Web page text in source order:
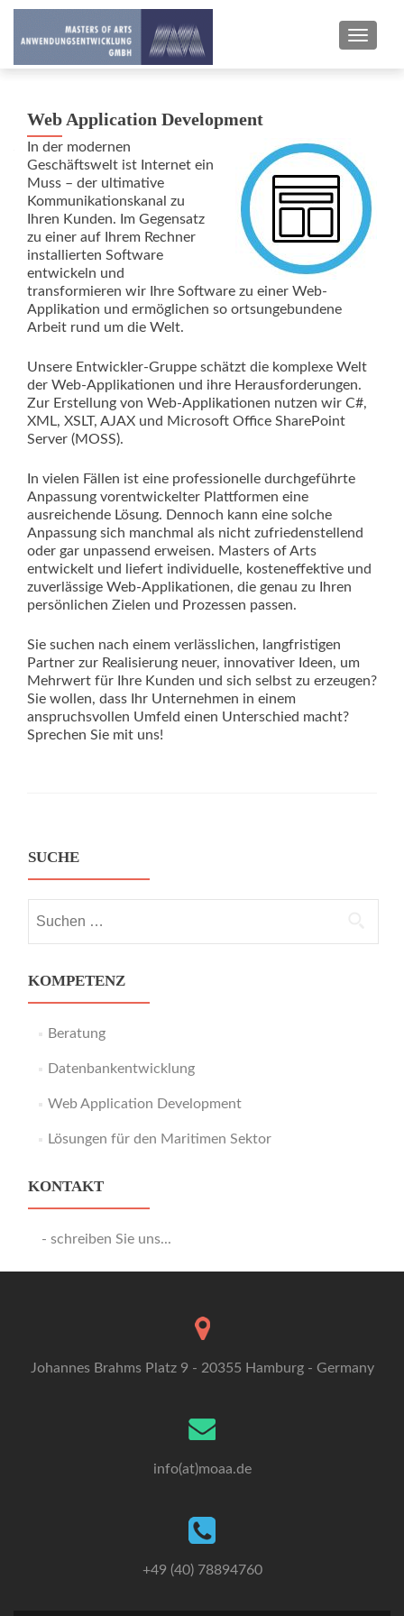
Web Application Development
In der modernen
Geschäftswelt ist Internet ein
Muss – der ultimative
Kommunikationskanal zu
Ihren Kunden. Im Gegensatz
zu einer auf Ihrem Rechner
installierten Software
entwickeln und
transformieren wir Ihre Software zu einer Web-
Applikation und ermöglichen so ortsungebundene
Arbeit rund um die Welt.
Unsere Entwickler-Gruppe schätzt die komplexe Welt
der Web-Applikationen und ihre Herausforderungen.
Zur Erstellung von Web-Applikationen nutzen wir C#,
XML, XSLT, AJAX und Microsoft Office SharePoint
Server (MOSS).
In vielen Fällen ist eine professionelle durchgeführte
Anpassung vorentwickelter Plattformen eine
ausreichende Lösung. Dennoch kann eine solche
Anpassung sich manchmal als nicht zufriedenstellend
oder gar unpassend erweisen. Masters of Arts
entwickelt und liefert individuelle, kosteneffektive und
zuverlässige Web-Applikationen, die genau zu Ihren
persönlichen Zielen und Prozessen passen.
Sie suchen nach einem verlässlichen, langfristigen
Partner zur Realisierung neuer, innovativer Ideen, um
Mehrwert für Ihre Kunden und sich selbst zu erzeugen?
Sie wollen, dass Ihr Unternehmen in einem
anspruchsvollen Umfeld einen Unterschied macht?
Sprechen Sie mit uns!
SUCHE
nach:
KOMPETENZ
Beratung
Datenbankentwicklung
Web Application Development
Lösungen für den Maritimen Sektor
KONTAKT
- schreiben Sie uns...
Johannes Brahms Platz 9 - 20355 Hamburg - Germany
info(at)moaa.de
+49 (40) 78894760